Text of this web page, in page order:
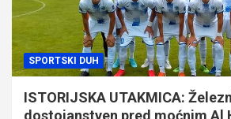
SPORTSKI DUH
ISTORIJSKA UTAKMICA: